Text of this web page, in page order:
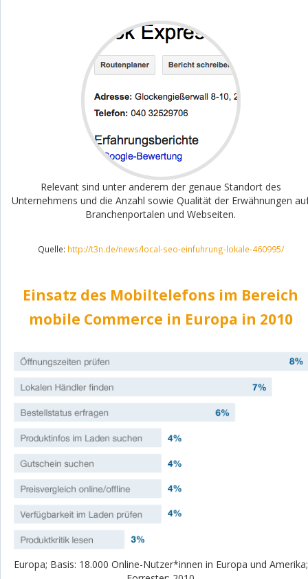
Relevant sind unter anderem der genaue Standort des
Unternehmens und die Anzahl sowie Qualität der Erwähnungen
Branchenportalen und Webseiten.
Quelle: http://t3n.de/news/local-seo-einfuhrung-lokale-460995/
Einsatz des Mobiltelefons im Bereich
mobile Commerce in Europa in 2010
Europa; Basis: 18.000 Online-Nutzer*innen in Europa und Amerika;